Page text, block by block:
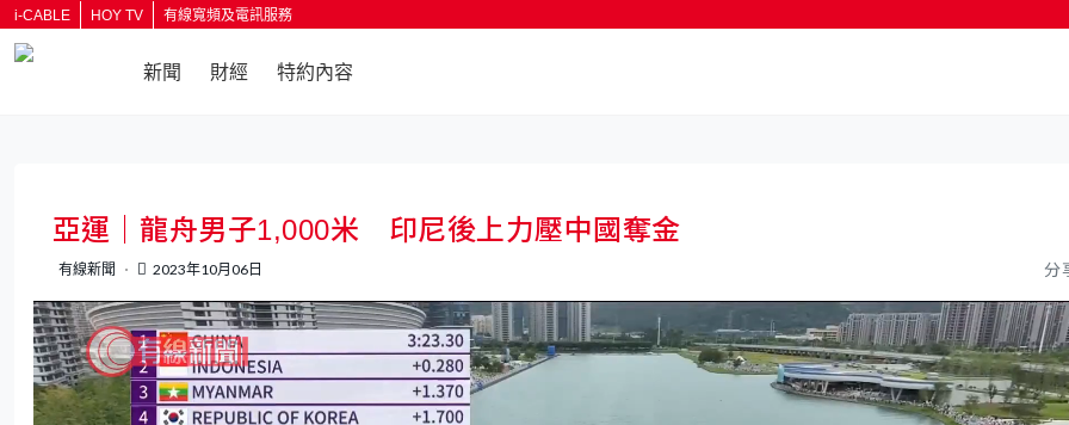
i-CABLE HOY TV 有線寬頻及電訊服務
新聞 財經 特約內容
亞運｜龍舟男子1,000米 印尼後上力壓中國奪金
有線新聞 2023年10月06日 分